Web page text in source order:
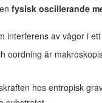
fysisk oscillerande
interferens av vågor i
oordning är
hos entropisk